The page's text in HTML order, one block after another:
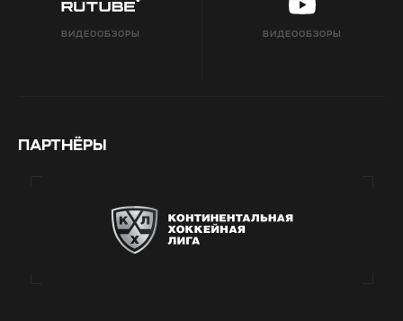
ВИДЕООБЗОРЫ ВИДЕООБЗОРЫ
ПАРТНЁРЫ